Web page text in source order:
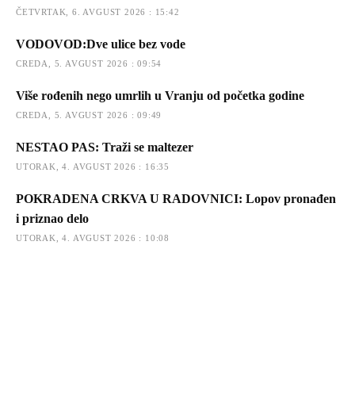
ČETVRTAK, 6. AVGUST 2026 : 15:42
VODOVOD:Dve ulice bez vode
CREDA, 5. AVGUST 2026 : 09:54
Više rođenih nego umrlih u Vranju od početka godine
CREDA, 5. AVGUST 2026 : 09:49
NESTAO PAS: Traži se maltezer
UTORAK, 4. AVGUST 2026 : 16:35
POKRADENA CRKVA U RADOVNICI: Lopov pronađen
i priznao delo
UTORAK, 4. AVGUST 2026 : 10:08